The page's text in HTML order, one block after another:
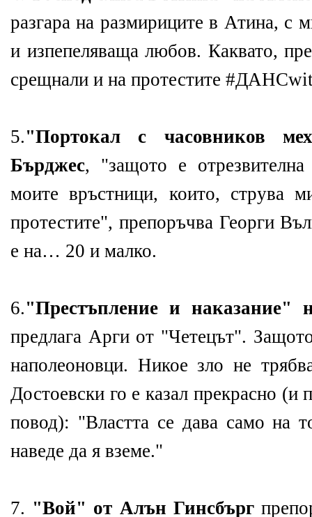
разгара на размириците в Атина, с
и изпепеляваща любов. Каквато,
срещнали и на протестите
5."Портокал с часовников
Бърджес, "защото е
моите връстници, които, струва
протестите", препоръчва Георги
е на… 20 и малко.
6."Престъпление и наказание"
предлага Арги от "Четецът".
наполеоновци. Никое зло не
Достоевски го е казал прекрасно (и
повод): "Властта се дава само на
наведе да я вземе."
7. "Вой" от Алън Гинсбърг